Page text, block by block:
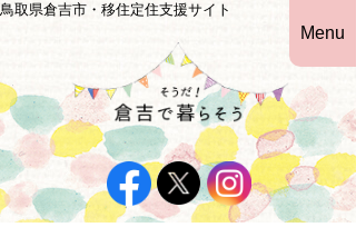
鳥取県倉吉市・移住定住支援サイト
Menu